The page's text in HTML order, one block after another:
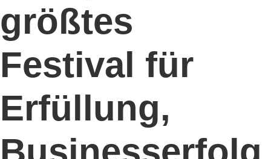
größtes
Festival für
Erfüllung,